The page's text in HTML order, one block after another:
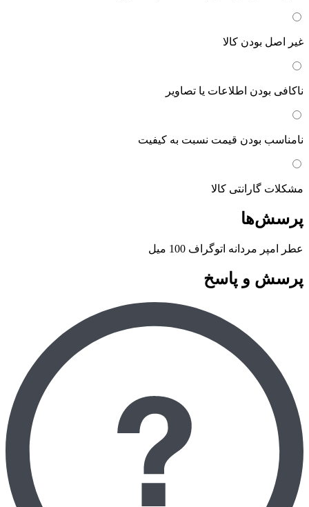
غیر اصل بودن کالا
ناکافی بودن اطلاعات یا تصاویر
نامناسب بودن قیمت نسبت به کیفیت
مشکلات گارانتی کالا
پرسش‌ها
عطر امپر مردانه اتوگراف 100 میل
پرسش و پاسخ